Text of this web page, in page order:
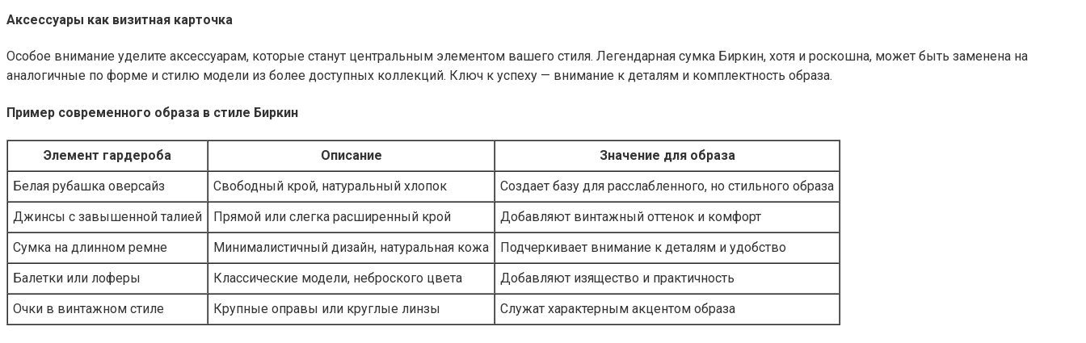
Аксессуары как визитная карточка
Особое внимание уделите аксессуарам, которые станут центральным элементом вашего стиля. Легендарная сумка Биркин, хотя и роскошна, может быть заменена на
аналогичные по форме и стилю модели из более доступных коллекций. Ключ к успеху — внимание к деталям и комплектность образа.
Пример современного образа в стиле Биркин
Элемент гардероба Описание
Значение для образа
Белая рубашка оверсайз
Свободный крой, натуральный хлопок
Создает базу для расслабленного, но стильного образа
Джинсы с завышенной талией
Прямой или слегка расширенный крой
Добавляют винтажный оттенок и комфорт
Сумка на длинном ремне
Минималистичный дизайн, натуральная кожа
Подчеркивает внимание к деталям и удобство
Балетки или лоферы
Классические модели, неброского цвета
Добавляют изящество и практичность
Очки в винтажном стиле
Крупные оправы или круглые линзы Служат характерным акцентом образа